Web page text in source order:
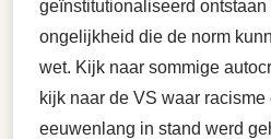
geïnstitutionaliseerd ontstaan
ongelijkheid die de norm
wet. Kijk naar sommige
kijk naar de VS waar racisme
eeuwenlang in stand werd